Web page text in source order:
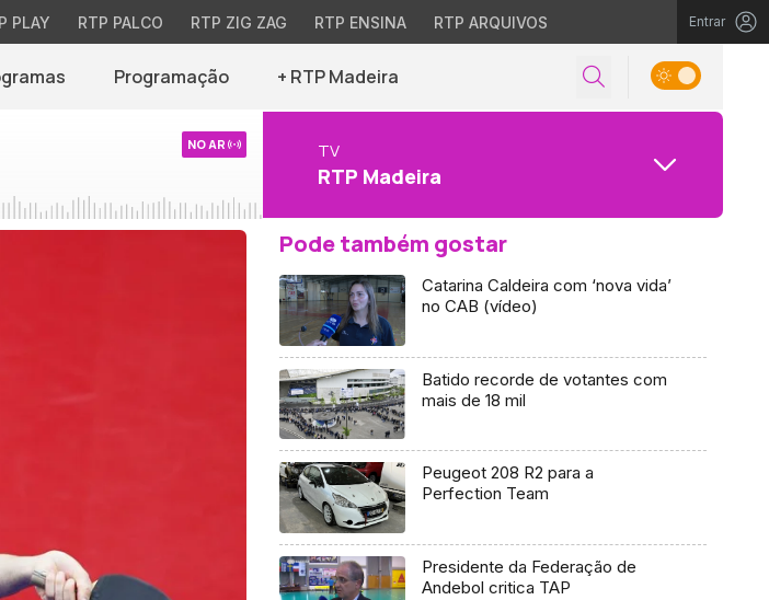
PLAY RTP PALCO RTP ZIG ZAG RTP ENSINA RTP ARQUIVOS Entrar
Programação + RTP Madeira
NO AR TV
RTP Madeira
Pode também gostar
Catarina Caldeira com ‘nova vida’
no CAB (vídeo)
Batido recorde de votantes com
mais de 18 mil
Peugeot 208 R2 para a
Perfection Team
Presidente da Federação de
Andebol critica TAP